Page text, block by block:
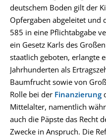
deutschem Boden gilt der
Opfergaben abgeleitet und
585 in eine Pflichtabgabe
ein Gesetz Karls des
staatlich geboten, erlangte
Jahrhunderten als
Baumfrucht sowie von
Rolle bei der Finanzierung
Mittelalter, namentlich
auch die Päpste das Recht
Zwecke in Anspruch. Die